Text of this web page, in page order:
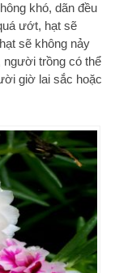
khó, dãn đều
ướt, hạt sẽ
sẽ không nảy
người trồng có thể
giờ lai sắc hoặc